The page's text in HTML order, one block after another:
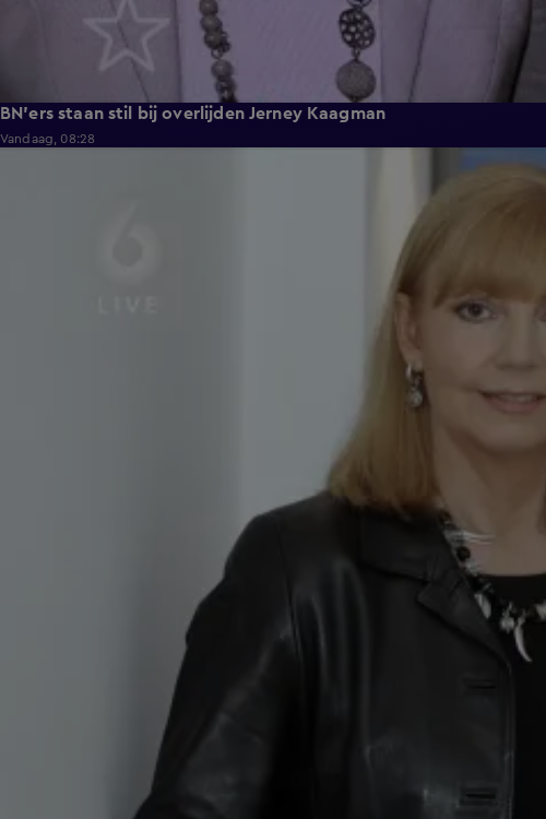
BN'ers staan stil bij overlijden Jerney Kaagman
Vandaag, 08:28